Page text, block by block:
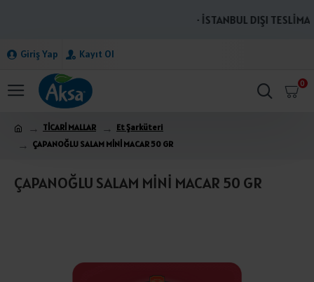
· İSTANBUL DIŞI
Giriş Yap Kayıt Ol
0
TİCARİ MALLAR
Et Şarküteri
ÇAPANOĞLU SALAM MİNİ MACAR 50 GR
ÇAPANOĞLU SALAM MİNİ MACAR 50 GR